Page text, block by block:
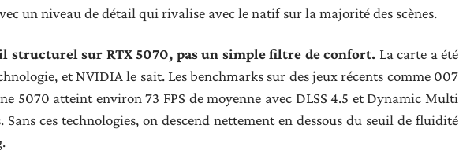
un niveau de détail qui rivalise avec le natif sur la majorité des scènes.
structurel sur RTX 5070, pas un simple filtre de confort. La carte a été
et NVIDIA le sait. Les benchmarks sur des jeux récents comme 007
5070 atteint environ 73 FPS de moyenne avec DLSS 4.5 et Dynamic Multi
Sans ces technologies, on descend nettement en dessous du seuil de fluidité